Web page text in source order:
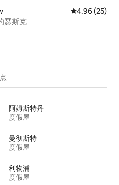
平均评分
4.96 (25)
瑟斯克
阿姆斯特丹
度假屋
曼彻斯特
度假屋
利物浦
度假屋